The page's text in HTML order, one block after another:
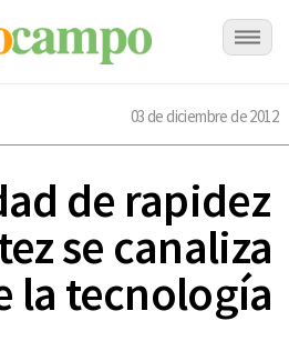
03 de diciembre de 2012
de rapidez
se canaliza
la tecnología